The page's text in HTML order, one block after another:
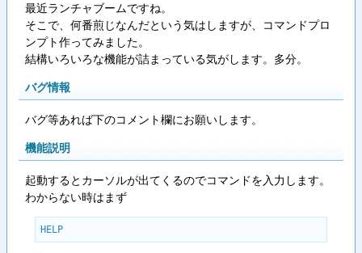
最近ランチャブームですね。
そこで、何番煎じなんだという気はしますが、コマンドプロ
ンプト作ってみました。
結構いろいろな機能が詰まっている気がします。多分。
バグ情報
バグ等あれば下のコメント欄にお願いします。
機能説明
起動するとカーソルが出てくるのでコマンドを入力します。
わからない時はまず
HELP